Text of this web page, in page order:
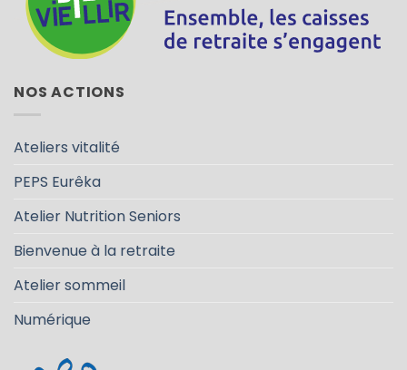
NOS ACTIONS
Ateliers vitalité
PEPS Eurêka
Atelier Nutrition Seniors
Bienvenue à la retraite
Atelier sommeil
Numérique